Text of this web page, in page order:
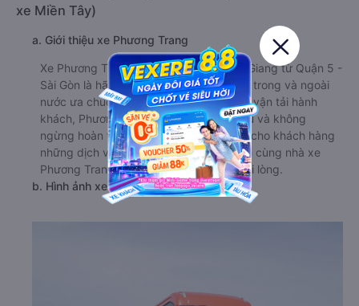
xe Miền Tây)
a. Giới thiệu xe Phương Trang
Xe Phương Trang đi Châu Thành - Kiên Giang từ Quận 5 -
Sài Gòn là hãng xe rất được hành khách trong và ngoài
nước ưa chuộng. Với nhiều năm phục vụ vận tải hành
khách, Phương Trang luôn luôn thấu hiểu và không
ngừng hoàn thiện mỗi ngày để mang lại cho khách hàng
những dịch vụ vượt trội nhất. Đồng hành cùng nhà xe
Phương Trang chắc hẳn sẽ khiến bạn hài lòng.
b. Hình ảnh xe Phương Trang